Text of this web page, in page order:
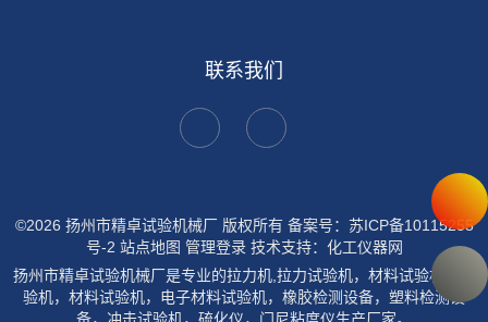
联系我们
©2026 扬州市精卓试验机械厂 版权所有 备案号：苏ICP备10115255
号-2 站点地图 管理登录技术支持： 化工仪器网
扬州市精卓试验机械厂是专业的拉力机,拉力试验机，材料试验机，试
验机，材料试验机，电子材料试验机，橡胶检测设备，塑料检测设